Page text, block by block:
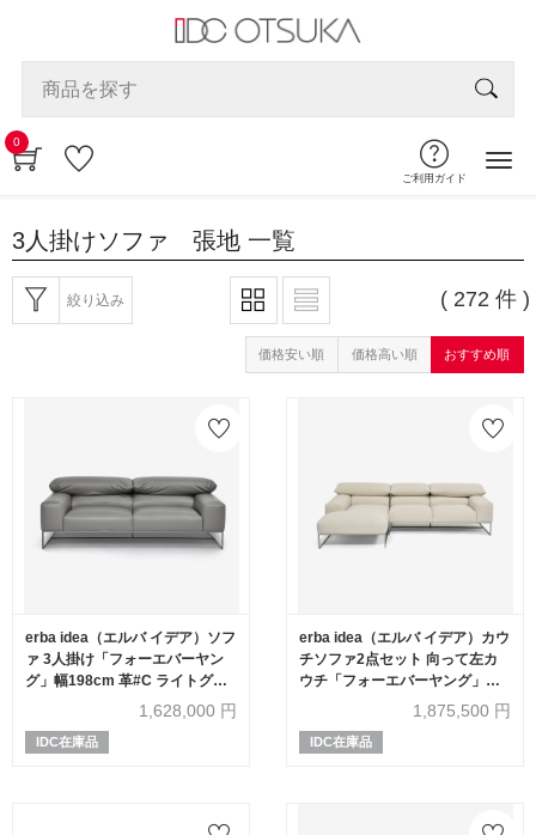
0
ご利用ガイド
3人掛けソファ 張地 一覧
絞り込み ( 272 件 )
価格安い順 価格高い順 おすすめ順
erba idea（エルバ イデア）ソフ
ァ 3人掛け「フォーエバーヤン
グ」幅198cm 革#C ライトグレ
1,628,000 円
IDC在庫品
erba idea（エルバ イデア）カウ
チソファ2点セット 向って左カ
ウチ「フォーエバーヤング」幅
250cm 布#SUPER ブークレ ベ
1,875,500 円
IDC在庫品